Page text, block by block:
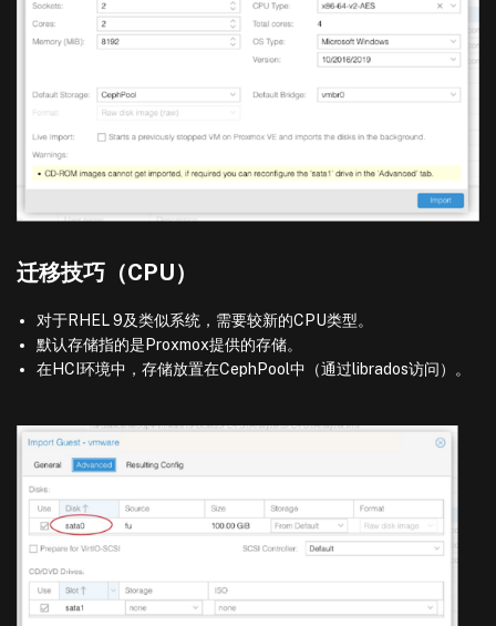
迁移技巧（CPU）
对于RHEL 9及类似系统，需要较新的CPU类型。
默认存储指的是Proxmox提供的存储。
在HCI环境中，存储放置在CephPool中（通过librados访问）。